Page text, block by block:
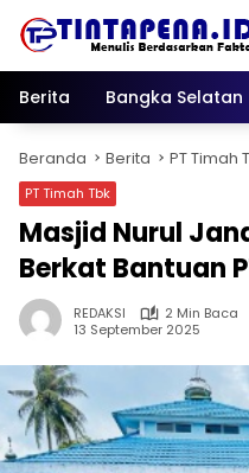
Berita
Bangka Selatan
Beranda Berita PT Timah
PT Timah Tbk
Masjid Nurul
Berkat Bantuan
REDAKSI
2 Min Baca
13 September 2025